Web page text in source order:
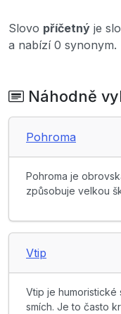
Slovo příčetný je
a nabízí 0 synonym.
Náhodně
Pohroma
Pohroma je
způsobuje velkou
Vtip
Vtip je
smích. Je to často